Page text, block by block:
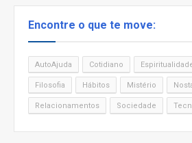
Encontre o que te move:
AutoAjuda Cotidiano
Filosofia Hábitos Mistério
Relacionamentos Sociedade